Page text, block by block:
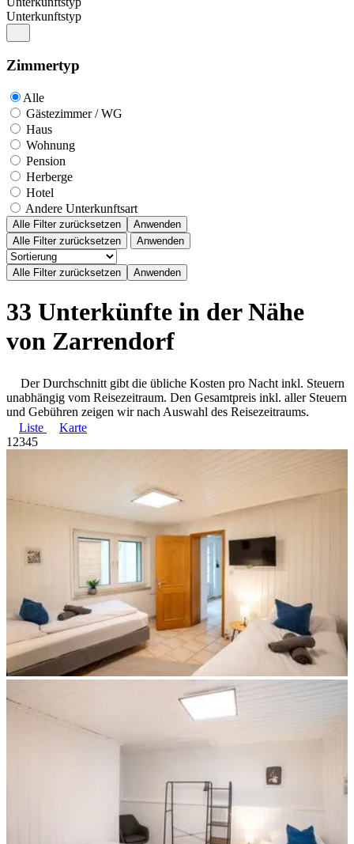
Unterkunftstyp
Zimmertyp
Alle
Gästezimmer / WG
Haus
Wohnung
Pension
Herberge
Hotel
Andere Unterkunftsart
Alle Filter zurücksetzen
Anwenden
Alle Filter zurücksetzen
Anwenden
33 Unterkünfte in der Nähe
von Zarrendorf
Der Durchschnitt gibt die übliche Kosten pro Nacht inkl. Steuern
unabhängig vom Reisezeitraum. Den Gesamtpreis inkl. aller Steuern
und Gebühren zeigen wir nach Auswahl des Reisezeitraums.
Liste
Karte
1 2345